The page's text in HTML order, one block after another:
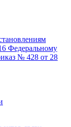
Федеральному
№ 428 от 28